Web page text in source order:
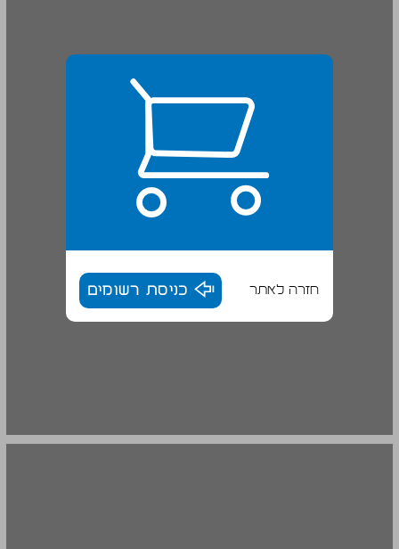
חזרה לאתר כניסת רשומים